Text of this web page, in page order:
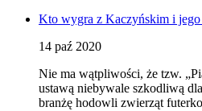
Kto wygra z Kaczyńskim i jego
14 paź 2020
Nie ma wątpliwości, że tzw.
ustawą niebywale szkodliwą
branżę hodowli zwierząt